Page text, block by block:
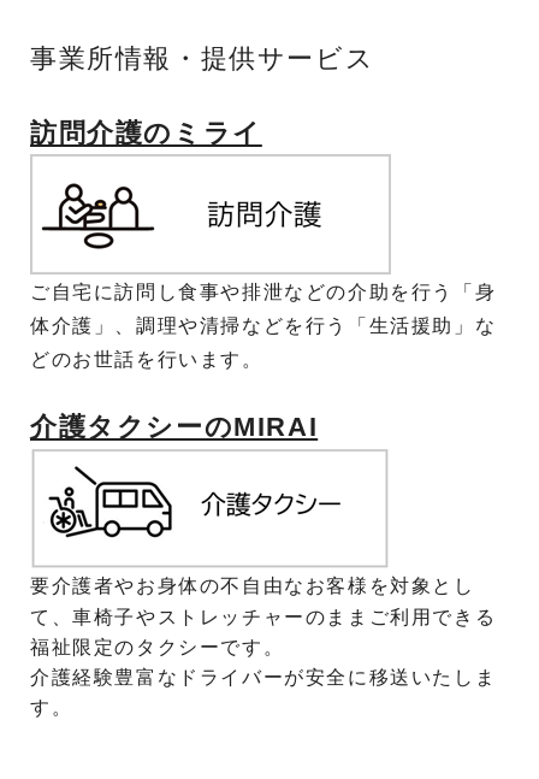
事業所情報・提供サービス
訪問介護のミライ
ご自宅に訪問し食事や排泄などの介助を行う「身
体介護」、調理や清掃などを行う「生活援助」な
どのお世話を行います。
介護タクシーのMIRAI
要介護者やお身体の不自由なお客様を対象とし
て、車椅子やストレッチャーのままご利用できる
福祉限定のタクシーです。
介護経験豊富なドライバーが安全に移送いたしま
す。